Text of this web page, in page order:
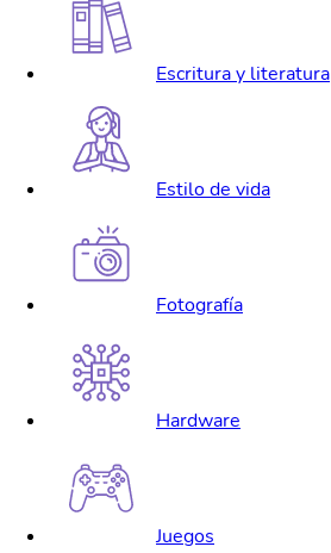
Escritura y literatura
Estilo de vida
Fotografía
Hardware
Juegos